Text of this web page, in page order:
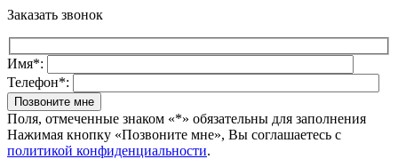
Заказать звонок
Имя*:
Телефон*:
Поля, отмеченные знаком «*» обязательны для заполнения
Нажимая кнопку «Позвоните мне», Вы соглашаетесь с
политикой конфиденциальности.